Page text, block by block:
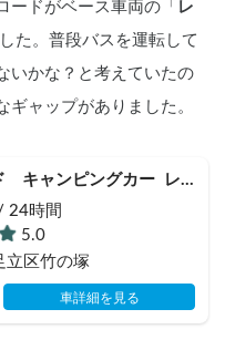
ードがベース車両の「 レ
た。普段バスを運転して
いかな？と考えていたの
ャップがありました。
　キャンピングカー  レ
2段ベット！
24時間
5.0
立区竹の塚
車詳細を見る